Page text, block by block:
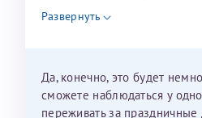
недель и 3 недели я должна
Можно мне новый год
Развернуть
Да, конечно, это будет
сможете наблюдаться у
переживать за праздничные